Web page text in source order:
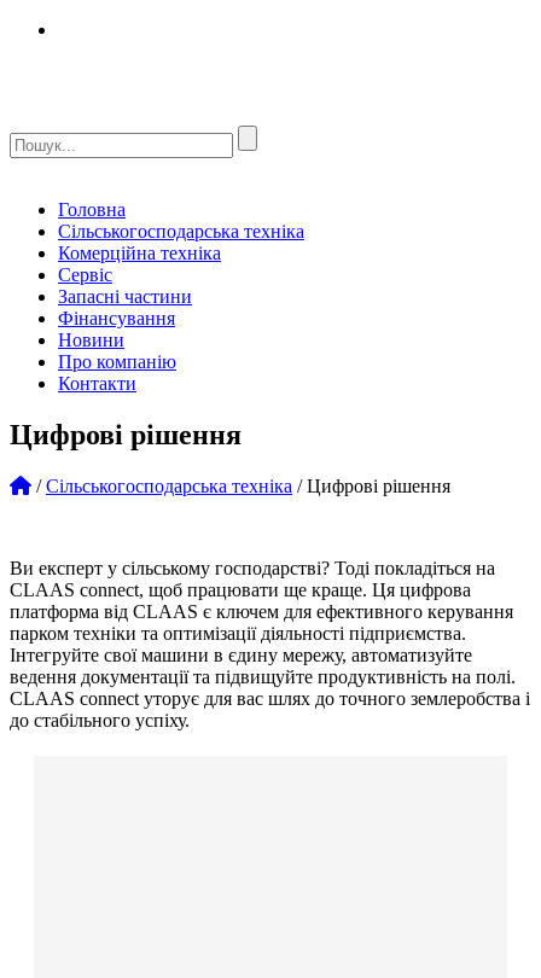
Головна
Сільськогосподарська техніка
Комерційна техніка
Сервіс
Запасні частини
Фінансування
Новини
Про компанію
Контакти
Цифрові рішення
/Сільськогосподарська техніка /Цифрові рішення
Ви експерт у сільському господарстві? Тоді покладіться на
CLAAS connect, щоб працювати ще краще. Ця цифрова
платформа від CLAAS є ключем для ефективного керування
парком техніки та оптимізації діяльності підприємства.
Інтегруйте свої машини в єдину мережу, автоматизуйте
ведення документації та підвищуйте продуктивність на полі.
CLAAS connect уторує для вас шлях до точного землеробства і
до стабільного успіху.